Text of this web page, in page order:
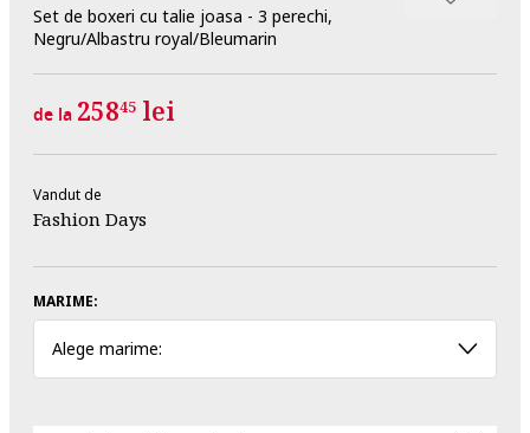
Set de boxeri cu talie joasa - 3 perechi,
Negru/Albastru royal/Bleumarin
de la 25845 lei
Vandut de
Fashion Days
MARIME:
Alege marime: